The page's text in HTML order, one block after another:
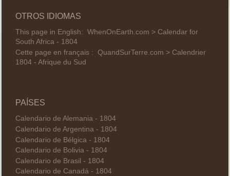
OTROS IDIOMAS
This page in English: WhenOnEarth.com > Calendar for
South Africa - 1804
Cette page en français : QuandSurTerre.com > Calendrier
1804 - Afrique du Sud
PAÍSES
Calendario de Alemania - 1804
Calendario de Argentina - 1804
Calendario de Bélgica - 1804
Calendario de Bolivia - 1804
Calendario de Brasil - 1804
Calendario de Canadá - 1804